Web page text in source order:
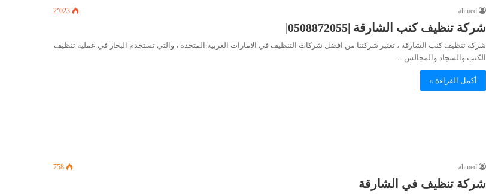
ahmed 2٬023
شركة تنظيف كنب الشارقة |0508872055|
شركة تنظيف كنب الشارقة ، تعتبر شركتنا من افضل شركات التنظيف في الامارات العربية المتحدة ، والتي تستخدم البخار في عملية تنظيف
الكنب والسجاد والمجالس.…
أكمل القراءة »
ahmed
758
شركة تنظيف في الشارقة